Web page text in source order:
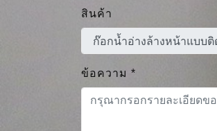
สินค้า
ข้อความ *